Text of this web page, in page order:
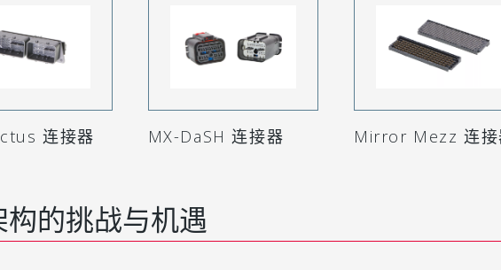
连接器 MX-DaSH 连接器 Mirror Mezz 连接
的挑战与机遇